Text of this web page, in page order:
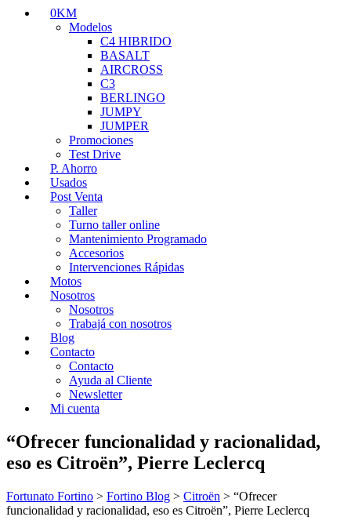
0KM
Modelos
C4 HIBRIDO
BASALT
AIRCROSS
C3
BERLINGO
JUMPY
JUMPER
Promociones
Test Drive
P. Ahorro
Usados
Post Venta
Taller
Turno taller online
Mantenimiento Programado
Accesorios
Intervenciones Rápidas
Motos
Nosotros
Nosotros
Trabajá con nosotros
Blog
Contacto
Contacto
Ayuda al Cliente
Newsletter
Mi cuenta
“Ofrecer funcionalidad y racionalidad,
eso es Citroën”, Pierre Leclercq
Fortunato Fortino > Fortino Blog > Citroën > “Ofrecer
funcionalidad y racionalidad, eso es Citroën”, Pierre Leclercq